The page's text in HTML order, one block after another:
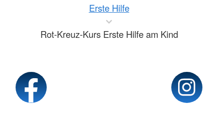
Erste Hilfe
Rot-Kreuz-Kurs Erste Hilfe am Kind